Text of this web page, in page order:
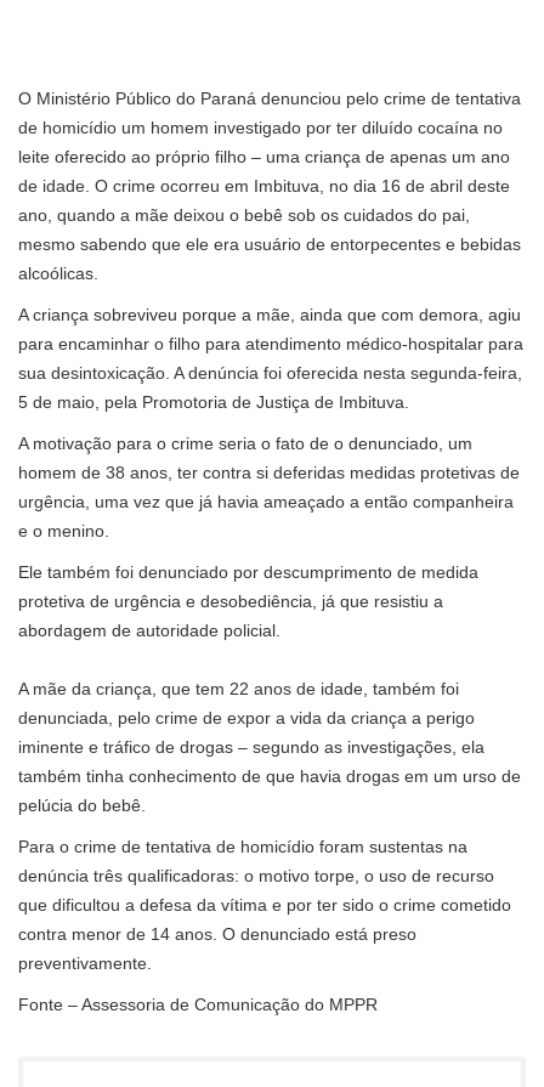
O Ministério Público do Paraná denunciou pelo crime de tentativa
de homicídio um homem investigado por ter diluído cocaína no
leite oferecido ao próprio filho – uma criança de apenas um ano
de idade. O crime ocorreu em Imbituva, no dia 16 de abril deste
ano, quando a mãe deixou o bebê sob os cuidados do pai,
mesmo sabendo que ele era usuário de entorpecentes e bebidas
alcoólicas.
A criança sobreviveu porque a mãe, ainda que com demora, agiu
para encaminhar o filho para atendimento médico-hospitalar para
sua desintoxicação. A denúncia foi oferecida nesta segunda-feira,
5 de maio, pela Promotoria de Justiça de Imbituva.
A motivação para o crime seria o fato de o denunciado, um
homem de 38 anos, ter contra si deferidas medidas protetivas de
urgência, uma vez que já havia ameaçado a então companheira
e o menino.
Ele também foi denunciado por descumprimento de medida
protetiva de urgência e desobediência, já que resistiu a
abordagem de autoridade policial.
A mãe da criança, que tem 22 anos de idade, também foi
denunciada, pelo crime de expor a vida da criança a perigo
iminente e tráfico de drogas – segundo as investigações, ela
também tinha conhecimento de que havia drogas em um urso de
pelúcia do bebê.
Para o crime de tentativa de homicídio foram sustentas na
denúncia três qualificadoras: o motivo torpe, o uso de recurso
que dificultou a defesa da vítima e por ter sido o crime cometido
contra menor de 14 anos. O denunciado está preso
preventivamente.
Fonte – Assessoria de Comunicação do MPPR